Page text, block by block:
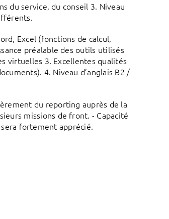
du service, du conseil 3. Niveau
Excel (fonctions de calcul,
préalable des outils utilisés
virtuelles 3. Excellentes qualités
4. Niveau d’anglais B2 /
du reporting auprès de la
missions de front. - Capacité
fortement apprécié.